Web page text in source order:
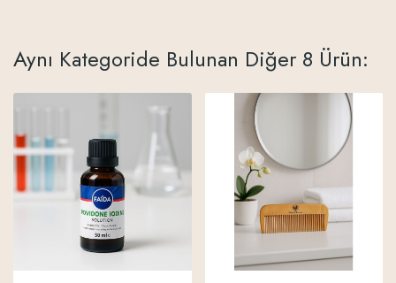
Aynı Kategoride Bulunan Diğer 8 Ürün: